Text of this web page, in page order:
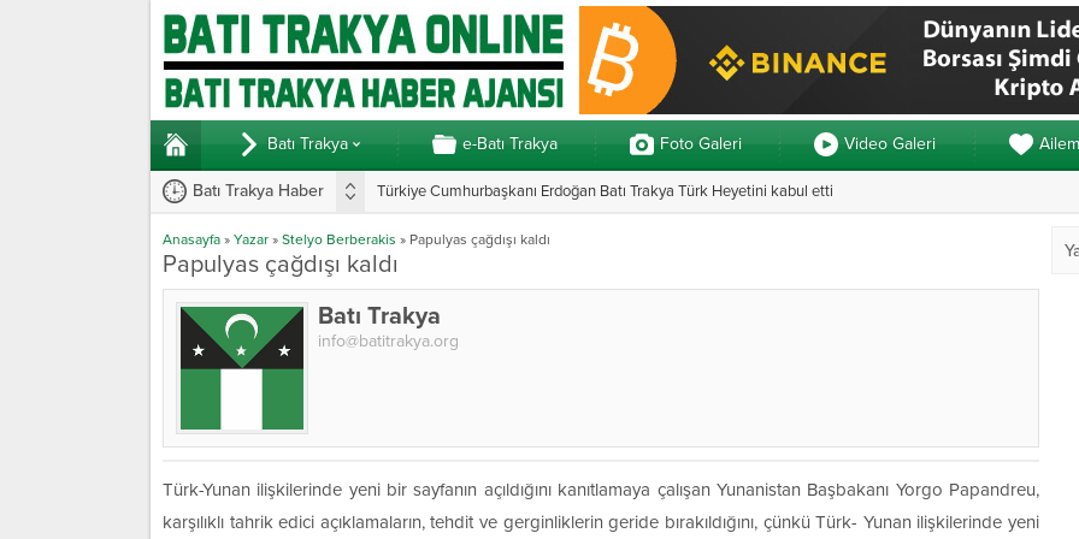
Batı Trakya e-Batı Trakya Foto Galeri Video Galeri Ailem
Batı Trakya Haber Türkiye Cumhurbaşkanı Erdoğan Batı Trakya Türk Heyetini kabul etti
Anasayfa » Yazar » Stelyo Berberakis » Papulyas çağdışı kaldı
Papulyas çağdışı kaldı
Batı Trakya
info@batitrakya.org
Türk-Yunan ilişkilerinde yeni bir sayfanın açıldığını kanıtlamaya çalışan Yunanistan Başbakanı Yorgo Papandreu,
karşılıklı tahrik edici açıklamaların, tehdit ve gerginliklerin geride bırakıldığını, çünkü Türk- Yunan ilişkilerinde yeni